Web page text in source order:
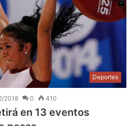
Deportes
2018 0 410
en 13 eventos